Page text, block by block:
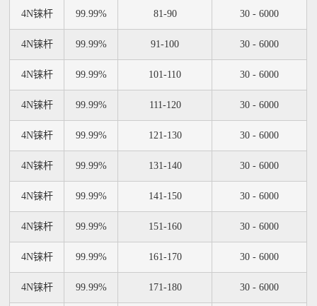
4N铼杆 99.99% 81-90 30 - 6000
4N铼杆 99.99% 91-100 30 - 6000
4N铼杆 99.99% 101-110 30 - 6000
4N铼杆 99.99% 111-120 30 - 6000
4N铼杆 99.99% 121-130 30 - 6000
4N铼杆 99.99% 131-140 30 - 6000
4N铼杆 99.99% 141-150 30 - 6000
4N铼杆 99.99% 151-160 30 - 6000
4N铼杆 99.99% 161-170 30 - 6000
4N铼杆 99.99% 171-180 30 - 6000